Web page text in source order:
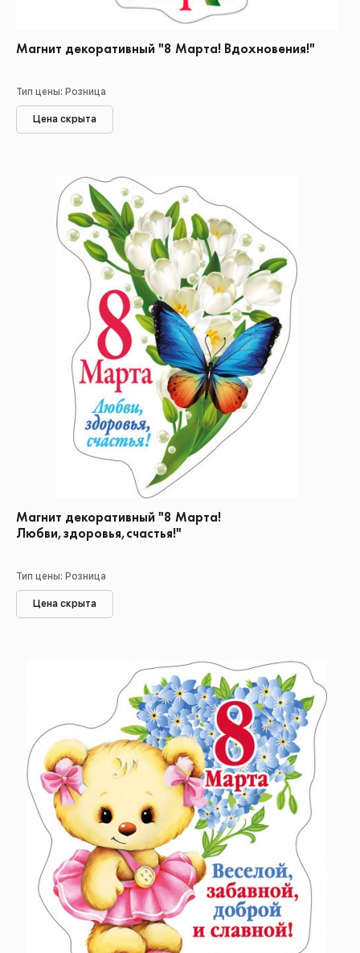
Магнит декоративный "8 Марта! Вдохновения!"
Тип цены: Розница
Цена скрыта
Магнит декоративный "8 Марта!
Любви,здоровья,счастья!"
Тип цены: Розница
Цена скрыта